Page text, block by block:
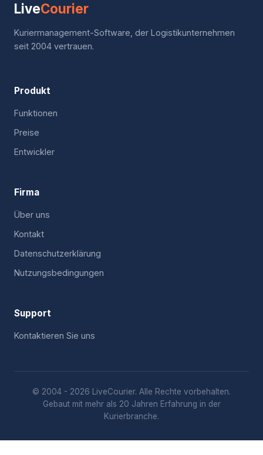
LiveCourier
Kuriermanagement-Software, der Logistikunternehmen
seit 2004 vertrauen.
Produkt
Funktionen
Preise
Entwickler
Firma
Über uns
Kontakt
Datenschutzerklärung
Nutzungsbedingungen
Support
Kontaktieren Sie uns
© 2004 - 2026 LiveCourier. Alle Rechte vorbehalten.
Gebaut mit mehr als 20 Jahren Erfahrung in der
Kurierbranche.